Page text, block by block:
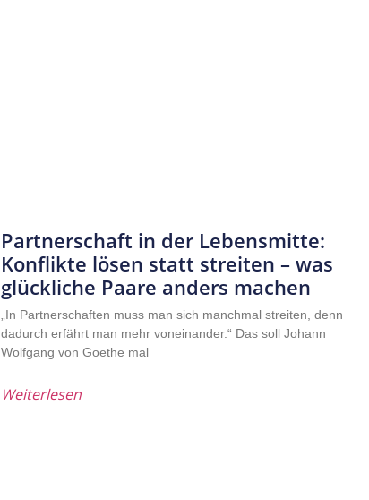
Partnerschaft in der Lebensmitte:
Konflikte lösen statt streiten – was
glückliche Paare anders machen
„In Partnerschaften muss man sich manchmal streiten, denn
dadurch erfährt man mehr voneinander.“ Das soll Johann
Wolfgang von Goethe mal
Weiterlesen